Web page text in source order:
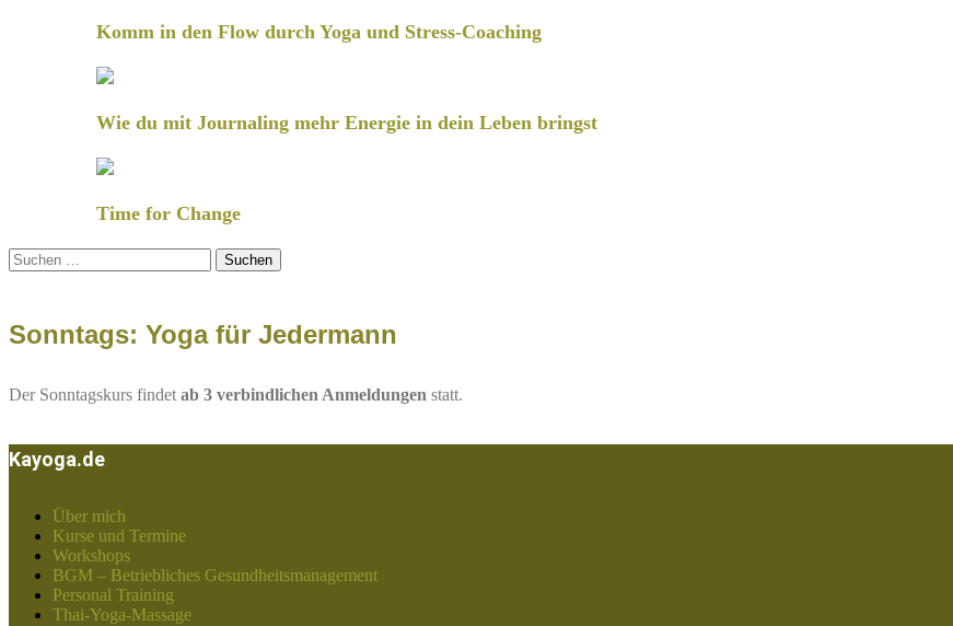
Komm in den Flow durch Yoga und Stress-Coaching
Wie du mit Journaling mehr Energie in dein Leben bringst
Time for Change
Suchen
nach:
Sonntags: Yoga für Jedermann
Der Sonntagskurs findet ab 3 verbindlichen Anmeldungen statt.
Kayoga.de
Über mich
Kurse und Termine
Workshops
BGM – Betriebliches Gesundheitsmanagement
Personal Training
Thai-Yoga-Massage